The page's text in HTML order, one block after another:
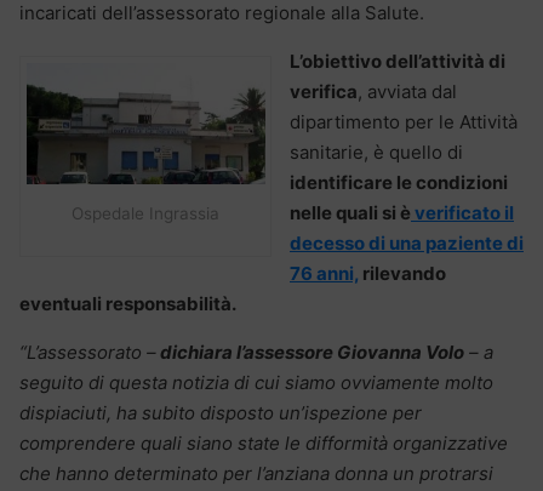
incaricati dell’assessorato regionale alla Salute.
Ospedale Ingrassia
L’obiettivo dell’attività di
verifica, avviata dal
dipartimento per le Attività
sanitarie, è quello di
identificare le condizioni
nelle quali si è verificato il
decesso di una paziente di
76 anni, rilevando
eventuali responsabilità.
“L’assessorato –dichiara l’assessore Giovanna Volo – a
seguito di questa notizia di cui siamo ovviamente molto
dispiaciuti, ha subito disposto un’ispezione per
comprendere quali siano state le difformità organizzative
che hanno determinato per l’anziana donna un protrarsi